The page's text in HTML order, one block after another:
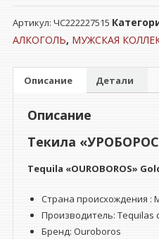
Текила
"УРОБОРОС"
Голд
38%
Артикул: ЧС222227515
АЛКОГОЛЬ, МУЖСКАЯ
Описание Детали
Описание
Текила
Tequila «OUROBOROS»
Страна происхождения :
Производитель: Tequilas
Бренд: Ouroboros